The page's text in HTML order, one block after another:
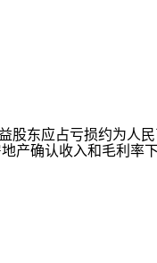
东应占亏损约为人
产确认收入和毛利率